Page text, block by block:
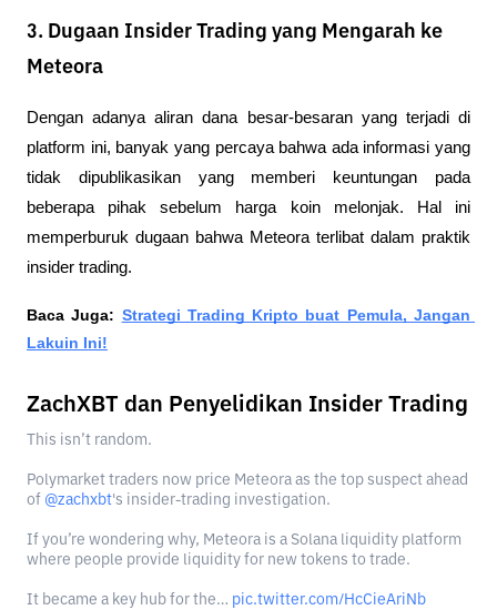
3. Dugaan Insider Trading yang Mengarah ke
Meteora
Dengan adanya aliran dana besar-besaran yang terjadi di
platform ini, banyak yang percaya bahwa ada informasi yang
tidak dipublikasikan yang memberi keuntungan pada
beberapa pihak sebelum harga koin melonjak. Hal ini
memperburuk dugaan bahwa Meteora terlibat dalam praktik
insider trading.
Baca Juga: Strategi Trading Kripto buat Pemula, Jangan
Lakuin Ini!
ZachXBT dan Penyelidikan Insider Trading
This isn’t random.
Polymarket traders now price Meteora as the top suspect ahead
of @zachxbt's insider-trading investigation.
If you’re wondering why, Meteora is a Solana liquidity platform
where people provide liquidity for new tokens to trade.
It became a key hub for the… pic.twitter.com/HcCieAriNb